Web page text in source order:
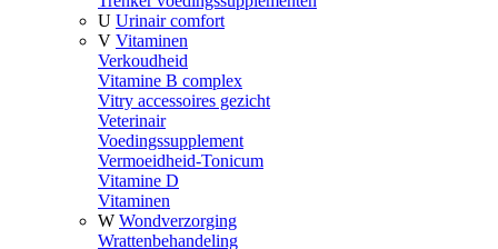
U Urinair comfort
V Vitaminen
Verkoudheid
Vitamine B complex
Vitry accessoires gezicht
Veterinair
Voedingssupplement
Vermoeidheid-Tonicum
Vitamine D
Vitaminen
W Wondverzorging
Wrattenbehandeling